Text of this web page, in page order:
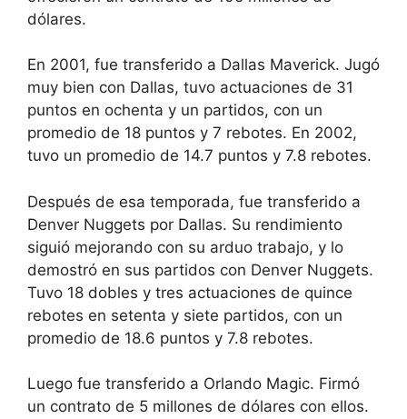
dólares.
En 2001, fue transferido a Dallas Maverick. Jugó
muy bien con Dallas, tuvo actuaciones de 31
puntos en ochenta y un partidos, con un
promedio de 18 puntos y 7 rebotes. En 2002,
tuvo un promedio de 14.7 puntos y 7.8 rebotes.
Después de esa temporada, fue transferido a
Denver Nuggets por Dallas. Su rendimiento
siguió mejorando con su arduo trabajo, y lo
demostró en sus partidos con Denver Nuggets.
Tuvo 18 dobles y tres actuaciones de quince
rebotes en setenta y siete partidos, con un
promedio de 18.6 puntos y 7.8 rebotes.
Luego fue transferido a Orlando Magic. Firmó
un contrato de 5 millones de dólares con ellos.